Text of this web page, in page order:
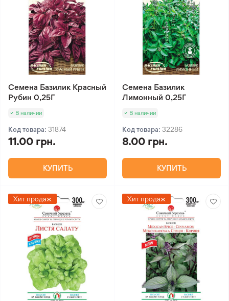
Семена Базилик Красный
Рубин 0,25Г
В наличии
Код товара: 31874
11.00 грн.
КУПИТЬ
Семена Базилик
Лимонный 0,25Г
В наличии
Код товара: 32286
8.00 грн.
КУПИТЬ
Хит продаж Хит продаж